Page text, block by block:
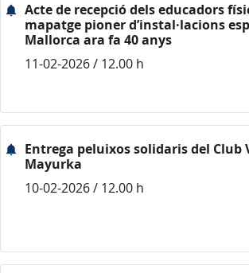
Acte de recepció dels educadors
mapatge pioner d’instal·lacions
Mallorca ara fa 40 anys
11-02-2026 / 12.00 h
Entrega peluixos solidaris del Club
Mayurka
10-02-2026 / 12.00 h